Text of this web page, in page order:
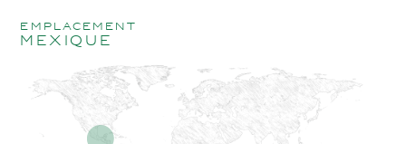
emplacement
Mexique